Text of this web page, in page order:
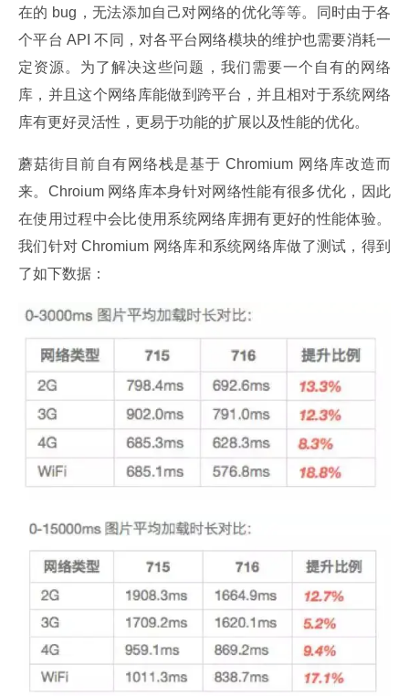
在的 bug，无法添加自己对网络的优化等等。同时由于各
个平台 API 不同，对各平台网络模块的维护也需要消耗一
定资源。为了解决这些问题，我们需要一个自有的网络
库，并且这个网络库能做到跨平台，并且相对于系统网络
库有更好灵活性，更易于功能的扩展以及性能的优化。
蘑菇街目前自有网络栈是基于 Chromium 网络库改造而
来。Chroium 网络库本身针对网络性能有很多优化，因此
在使用过程中会比使用系统网络库拥有更好的性能体验。
我们针对 Chromium 网络库和系统网络库做了测试，得到
了如下数据：